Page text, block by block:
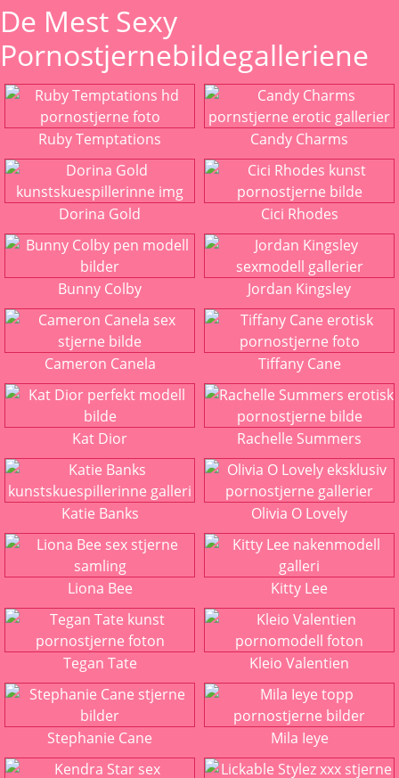
De Mest Sexy
Pornostjernebildegalleriene
Ruby Temptations
Dorina Gold
Bunny Colby
Cameron Canela
Kat Dior
Katie Banks
Liona Bee
Tegan Tate
Stephanie Cane
Candy Charms
Cici Rhodes
Jordan Kingsley
Tiffany Cane
Rachelle Summers
Olivia O Lovely
Kitty Lee
Kleio Valentien
Mila Ieye